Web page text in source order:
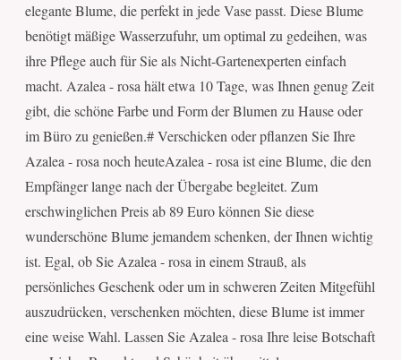
elegante Blume, die perfekt in jede Vase passt. Diese Blume
benötigt mäßige Wasserzufuhr, um optimal zu gedeihen, was
ihre Pflege auch für Sie als Nicht-Gartenexperten einfach
macht. Azalea - rosa hält etwa 10 Tage, was Ihnen genug Zeit
gibt, die schöne Farbe und Form der Blumen zu Hause oder
im Büro zu genießen.# Verschicken oder pflanzen Sie Ihre
Azalea - rosa noch heuteAzalea - rosa ist eine Blume, die den
Empfänger lange nach der Übergabe begleitet. Zum
erschwinglichen Preis ab 89 Euro können Sie diese
wunderschöne Blume jemandem schenken, der Ihnen wichtig
ist. Egal, ob Sie Azalea - rosa in einem Strauß, als
persönliches Geschenk oder um in schweren Zeiten Mitgefühl
auszudrücken, verschenken möchten, diese Blume ist immer
eine weise Wahl. Lassen Sie Azalea - rosa Ihre leise Botschaft